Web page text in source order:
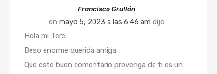
Francisco Grullón
en mayo 5, 2023 a las 6:46 am dijo
Hola mi Tere.
Beso enorme querida amiga.
Que este buen comentario provenga de ti es un